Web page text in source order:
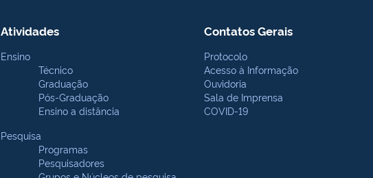
Atividades
Ensino
Técnico
Graduação
Pós-Graduação
Ensino a distância
Pesquisa
Programas
Pesquisadores
Contatos Gerais
Protocolo
Acesso à Informação
Ouvidoria
Sala de Imprensa
COVID-19